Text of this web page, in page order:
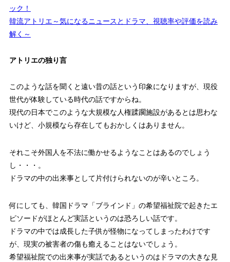
ック！
韓流アトリエ～気になるニュースとドラマ、視聴率や評価を読み
解く～
アトリエの独り言
このような話を聞くと遠い昔の話という印象になりますが、現役
世代が体験している時代の話ですからね。
現代の日本でこのような大規模な人権蹂躙施設があるとは思わな
いけど、小規模なら存在してもおかしくはありません。
それこそ外国人を不法に働かせるようなことはあるのでしょう
し・・・。
ドラマの中の出来事として片付けられないのが辛いところ。
何にしても、韓国ドラマ「ブラインド」の希望福祉院で起きたエ
ピソードがほとんど実話というのは恐ろしい話です。
ドラマの中では成長した子供が怪物になってしまったわけです
が、現実の被害者の傷も癒えることはないでしょう。
希望福祉院での出来事が実話であるというのはドラマの大きな見